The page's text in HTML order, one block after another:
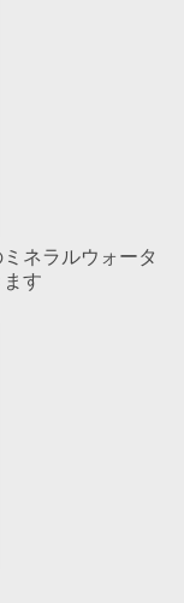
ネラルウォータ
す